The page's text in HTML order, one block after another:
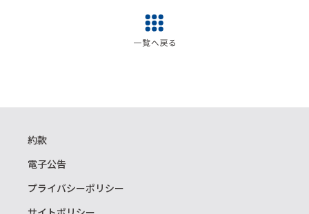
約款
電子公告
プライバシーポリシー